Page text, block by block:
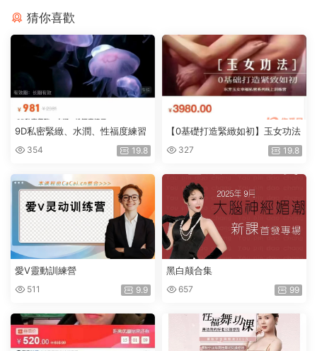
猜你喜歡
9D私密緊緻、水潤、性福度練習
354 19.8
【0基礎打造緊緻如初】玉女功法
327 19.8
愛V靈動訓練營
511 9.9
黑白颠合集
657 99